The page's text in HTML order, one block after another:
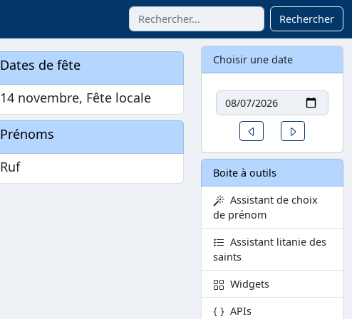
Rechercher
Dates de fête
14 novembre, Fête locale
Prénoms
Ruf
Choisir une date
Date
Un jour avant
Boite à outils
Assistant de choix
de prénom
Assistant litanie des
saints
Widgets
APIs